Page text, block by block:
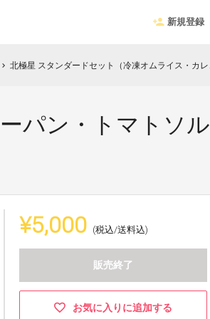
新規登録
chevron_right 北極星 スタンダードセット（冷凍オムライス・カレーパン・トマトソルベ・アイスクリン）
パン・トマトソル
¥5,000 (税込/送料込)
販売終了
お気に入りに追加する